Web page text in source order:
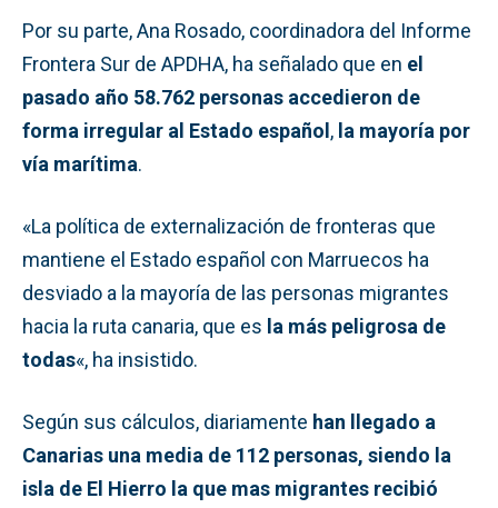
Por su parte, Ana Rosado, coordinadora del Informe
Frontera Sur de APDHA, ha señalado que en el
pasado año 58.762 personas accedieron de
forma irregular al Estado español, la mayoría por
vía marítima.
«La política de externalización de fronteras que
mantiene el Estado español con Marruecos ha
desviado a la mayoría de las personas migrantes
hacia la ruta canaria, que es la más peligrosa de
todas«, ha insistido.
Según sus cálculos, diariamente han llegado a
Canarias una media de 112 personas, siendo la
isla de El Hierro la que mas migrantes recibió